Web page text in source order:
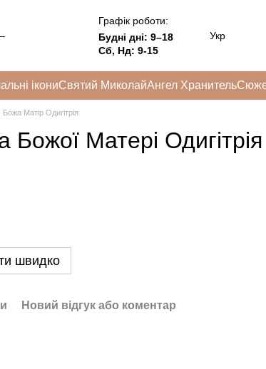
Графік роботи:
Будні дні: 9–18
Сб, Нд: 9-15
Укр
ікониСвятий МиколайАнгел Хранитель
Божа Матір Одигітрія
Божої Матері
швидко
Новий відгук або коментар